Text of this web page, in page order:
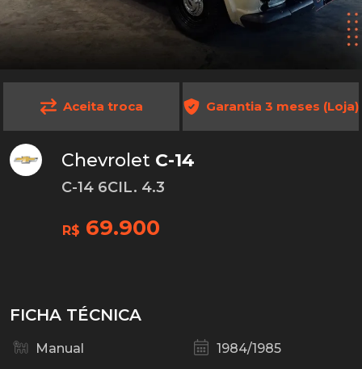
Aceita troca Garantia 3 meses (Loja)
Chevrolet C-14
C-14 6CIL. 4.3
R$ 69.900
FICHA TÉCNICA
Manual 1984/1985